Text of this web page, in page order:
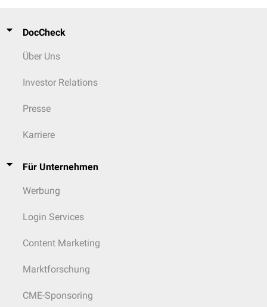
DocCheck
Über Uns
Investor Relations
Presse
Karriere
Für Unternehmen
Werbung
Login Services
Content Marketing
Marktforschung
CME-Sponsoring